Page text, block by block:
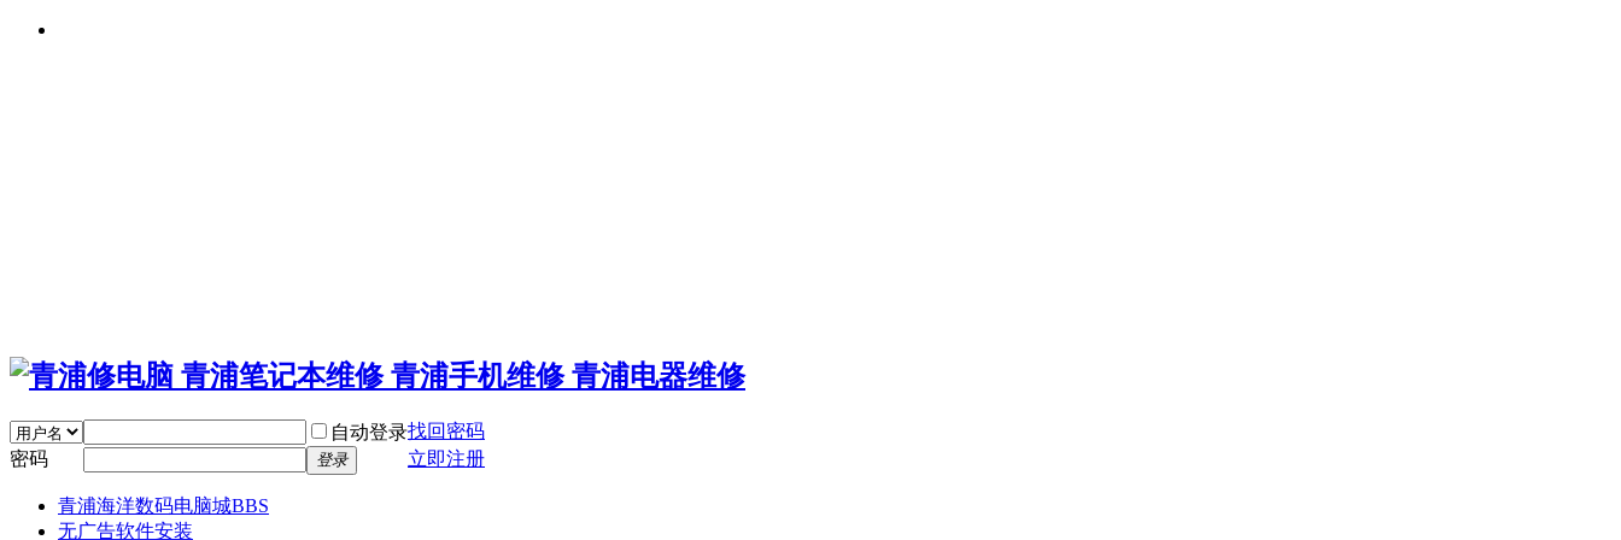
自动登录找回密码
密码
登录 立即注册
青浦海洋数码电脑城BBS
无广告软件安装